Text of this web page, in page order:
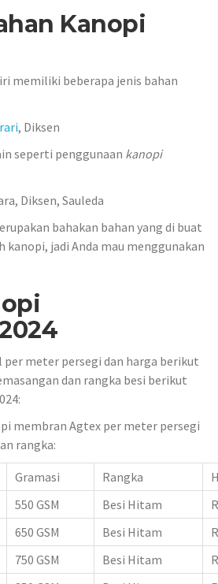
Kanopi
memiliki beberapa jenis bahan
, Diksen
seperti penggunaan kanopi
Diksen, Sauleda
bahakan bahan yang di buat
kanopi, jadi Anda mau menggunakan
per meter persegi dan harga berikut
dan rangka besi berikut
membran Agtex per meter persegi
rangka:
Gramasi Rangka
550 GSM Besi Hitam
650 GSM Besi Hitam
750 GSM Besi Hitam